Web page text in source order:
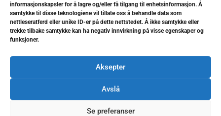
informasjonskapsler for å lagre og/eller få tilgang til enhetsinformasjon. Å
samtykke til disse teknologiene vil tillate oss å behandle data som
nettleseratferd eller unike ID-er på dette nettstedet. Å ikke samtykke eller
trekke tilbake samtykke kan ha negativ innvirkning på visse egenskaper og
funksjoner.
Aksepter
Avslå
Se preferanser
De senere år er det imidlertid kommet metoder der tannlegen
kan fremstille en form for porselensinnlegg selv. Det er da
mulig å få behandlingen utført i løpet av ett besøk.
Hvor lenge varer et tanninnlegg?
Det er meningen at et innlegg skal vare i mange år. Likevel er
det en del forhold som kan forkorte levetiden: